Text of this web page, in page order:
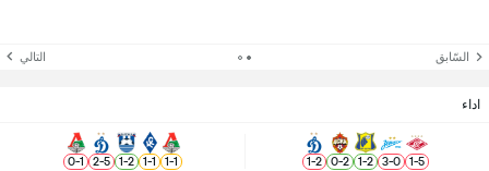
السّابق التالي
اداء
5
-
1
0
-
3
2
-
1
2
-
0
2
-
1
1
-
1
1
-
1
2
-
1
5
-
2
1
-
0